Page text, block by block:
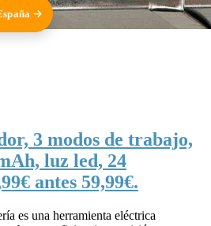
3 modos de trabajo,
luz led, 24
antes 59,99€.
es una herramienta eléctrica